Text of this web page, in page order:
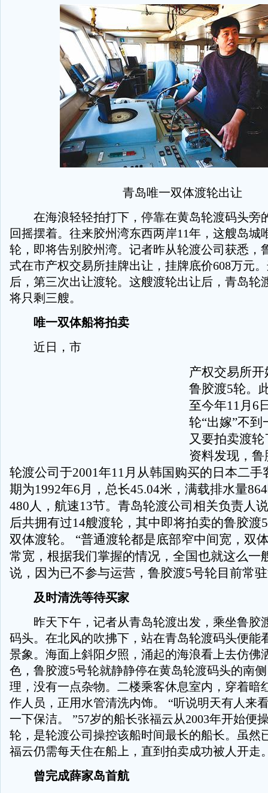
青岛唯一双体渡轮出让
在海浪轻轻拍打下，停靠在黄岛轮渡码头旁
回摇摆着。往来胶州湾东西两岸11年，这艘岛城
轮，即将告别胶州湾。记者昨从轮渡公司获悉，
式在市产权交易所挂牌出让，挂牌底价608万元
后，第三次出让渡轮。这艘渡轮出让后，青岛轮
将只剩三艘。
唯一双体船将拍卖
近日，市
产权交易所
鲁胶渡5轮。
至今年11月6
轮“出嫁”不
又要拍卖渡
资料发现，
轮渡公司于2001年11月从韩国购买的日本二手
期为1992年6月，总长45.04米，满载排水量
480人，航速13节。青岛轮渡公司相关负责人
后共拥有过14艘渡轮，其中即将拍卖的鲁胶渡
双体渡轮。 “普通渡轮都是底部窄中间宽，双
常宽，根据我们掌握的情况，全国也就这么一
说，因为已不参与运营，鲁胶渡5号轮目前常
及时清洗等待买家
昨天下午，记者从青岛轮渡出发，乘坐鲁胶
码头。在北风的吹拂下，站在青岛轮渡码头便能
景象。海面上斜阳夕照，涌起的海浪看上去仿佛
色，鲁胶渡5号轮就静静停在黄岛轮渡码头的南
理，没有一点杂物。二楼乘客休息室内，穿着暗
作人员，正用水管清洗内饰。 “听说明天有人来
一下保洁。 ”57岁的船长张福云从2003年开始便
轮，是轮渡公司操控该船时间最长的船长。虽然
福云仍需每天住在船上，直到拍卖成功被人开走
曾完成薛家岛首航